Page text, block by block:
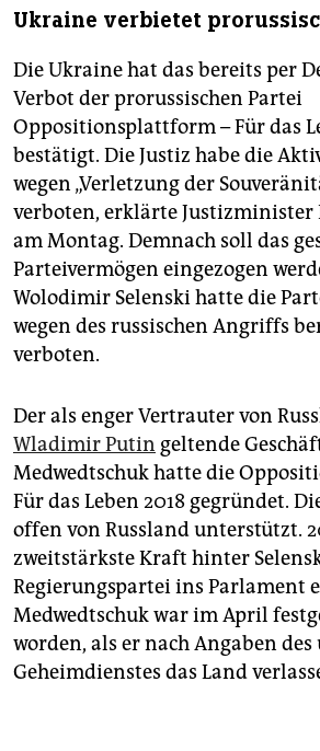
fragen & hilfe
abo
genossenschaft
epaper login
Ukraine verbietet
Die Ukraine hat das bereits per
Verbot der prorussischen Partei
Oppositionsplattform – Für das
bestätigt. Die Justiz habe die
wegen „Verletzung der
verboten, erklärte Justizminister
am Montag. Demnach soll das
Parteivermögen eingezogen
Wolodimir Selenski hatte die
wegen des russischen Angriffs
verboten.
Der als enger Vertrauter von
Wladimir Putin geltende
Medwedtschuk hatte die
Für das Leben 2018 gegründet.
offen von Russland unterstützt.
zweitstärkste Kraft hinter
Regierungspartei ins Parlament
Medwedtschuk war im April
worden, als er nach Angaben
Geheimdienstes das Land